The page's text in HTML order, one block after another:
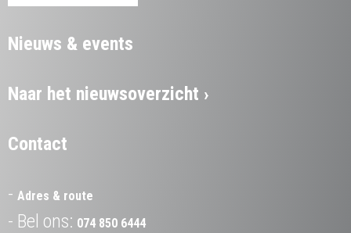
Nieuws & events
Naar het nieuwsoverzicht
Contact
Adres & route
Bel ons: 074 850 6444